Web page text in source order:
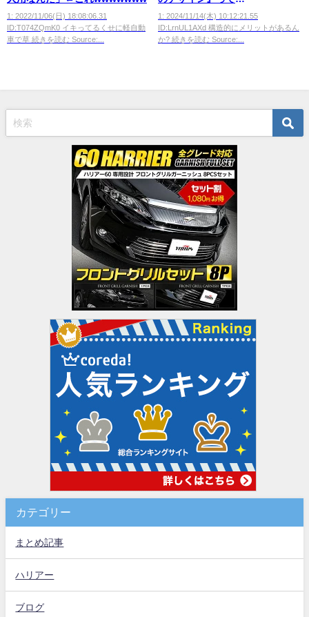
1: 2022/11/06(日) 18:08:06.31
ID:T074ZQmK0 イキってるくせに軽自動
車で草 続きを読む Source:...
何？？？？？？
1: 2024/11/14(木) 10:12:21.55
ID:LrnUL1AXd 構造的にメリットがあるん
か? 続きを読む Source:...
カテゴリー
まとめ記事
ハリアー
ブログ